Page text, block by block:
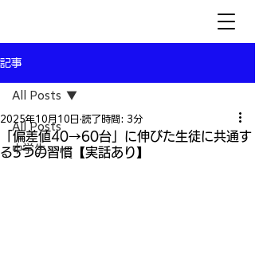
記事
All Posts
中学生
All Posts
「偏差値40→60台」に伸びた生徒に共通す
る5つの習慣【実話あり】
2025年10月10日 読了時間: 3分